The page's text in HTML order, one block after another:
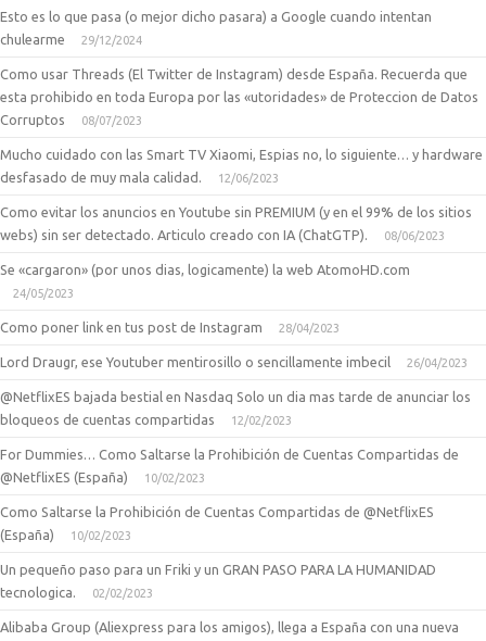
Esto es lo que pasa (o mejor dicho pasara) a Google cuando intentan
chulearme
29/12/2024
Como usar Threads (El Twitter de Instagram) desde España. Recuerda que
esta prohibido en toda Europa por las «utoridades» de Proteccion de Datos
Corruptos
08/07/2023
Mucho cuidado con las Smart TV Xiaomi, Espias no, lo siguiente… y hardware
desfasado de muy mala calidad.
12/06/2023
Como evitar los anuncios en Youtube sin PREMIUM (y en el 99% de los sitios
webs) sin ser detectado. Articulo creado con IA (ChatGTP).
08/06/2023
Se «cargaron» (por unos dias, logicamente) la web AtomoHD.com
24/05/2023
Como poner link en tus post de Instagram 28/04/2023
Lord Draugr, ese Youtuber mentirosillo o sencillamente imbecil 26/04/2023
@NetflixES bajada bestial en Nasdaq Solo un dia mas tarde de anunciar los
bloqueos de cuentas compartidas
12/02/2023
For Dummies… Como Saltarse la Prohibición de Cuentas Compartidas de
@NetflixES (España)
10/02/2023
Como Saltarse la Prohibición de Cuentas Compartidas de @NetflixES
(España)
10/02/2023
Un pequeño paso para un Friki y un GRAN PASO PARA LA HUMANIDAD
tecnologica.
02/02/2023
Alibaba Group (Aliexpress para los amigos), llega a España con una nueva